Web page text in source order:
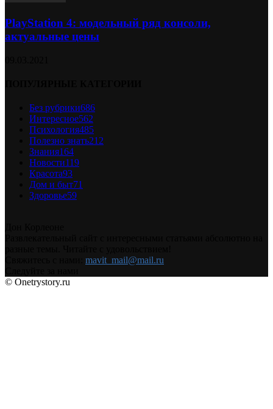
PlayStation 4: модельный ряд консоли,
актуальные цены
Без рубрики686
Интересное562
Психология485
Полезно знать212
Знания164
Новости119
Красота93
Дом и быт71
Здоровье59
mavit_mail@mail.ru
© Onetrystory.ru